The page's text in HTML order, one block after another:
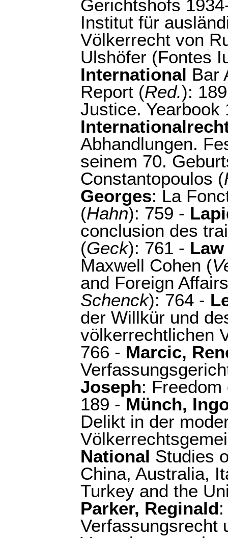
Gerichtshofs
Institut für
Völkerrecht von
Ulshöfer (Fontes
International Bar
Report (Red.):
Justice. Yearbook
Abhandlungen.
seinem 70.
Constantopoulos (
Georges: La
(Hahn): 759 -
conclusion des
(Geck): 761 - Law
Maxwell Cohen (
and Foreign
Schenck): 764 -
der Willkür und
völkerrechtlichen
766 - Marcic,
Joseph:
189 - Münch,
Delikt in der
National Studies
China, Australia,
Turkey and the
Parker, Reginald
Verfassungsrecht